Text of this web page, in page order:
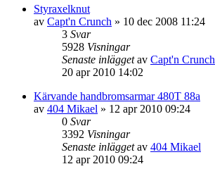
Styraxelknut
av Capt'n Crunch » 10 dec 2008 11:24
3 Svar
5928 Visningar
Senaste inläggetav Capt'n Crunch
20 apr 2010 14:02
Kärvande handbromsarmar 480T 88a
av 404 Mikael » 12 apr 2010 09:24
0 Svar
3392 Visningar
Senaste inläggetav 404 Mikael
12 apr 2010 09:24